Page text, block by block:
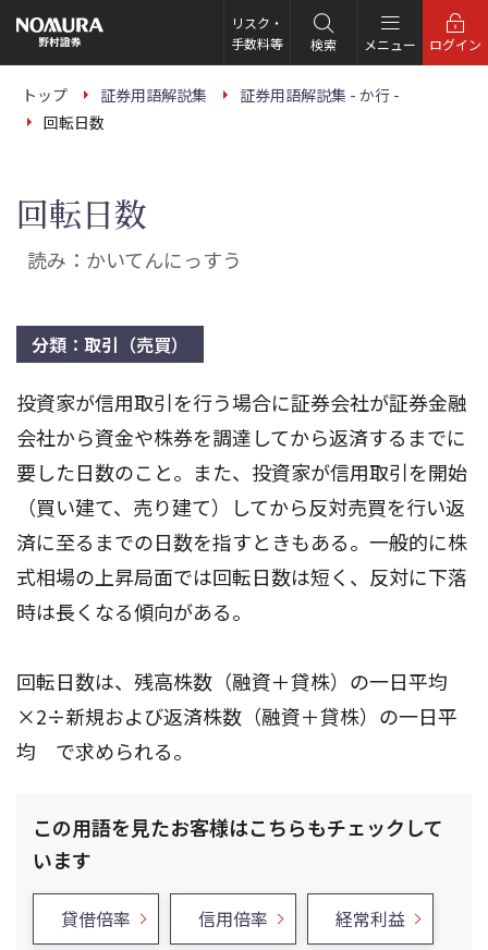
の
ー
リスク・
手数料等
検索 メニュー ログイン
トップ 証券用語解説集
証券用語解説集 - か行 -
回転日数
回転日数
読み：かいてんにっすう
分類：取引（売買）
投資家が信用取引を行う場合に証券会社が証券金融
会社から資金や株券を調達してから返済するまでに
要した日数のこと。また、投資家が信用取引を開始
（買い建て、売り建て）してから反対売買を行い返
済に至るまでの日数を指すときもある。一般的に株
式相場の上昇局面では回転日数は短く、反対に下落
時は長くなる傾向がある。
回転日数は、残高株数（融資＋貸株）の一日平均
×2÷新規および返済株数（融資＋貸株）の一日平
均 で求められる。
この用語を見たお客様はこちらもチェックして
います
貸借倍率 信用倍率 経常利益